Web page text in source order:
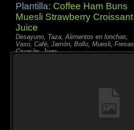
Plantilla: Coffee Ham Buns
Muesli Strawberry Croissant
Juice
Desayuno, Taza, Alimentos en lonchas,
Vaso, Café, Jamón, Bollo, Muesli, Fresas,
Cruasán, Jugo,